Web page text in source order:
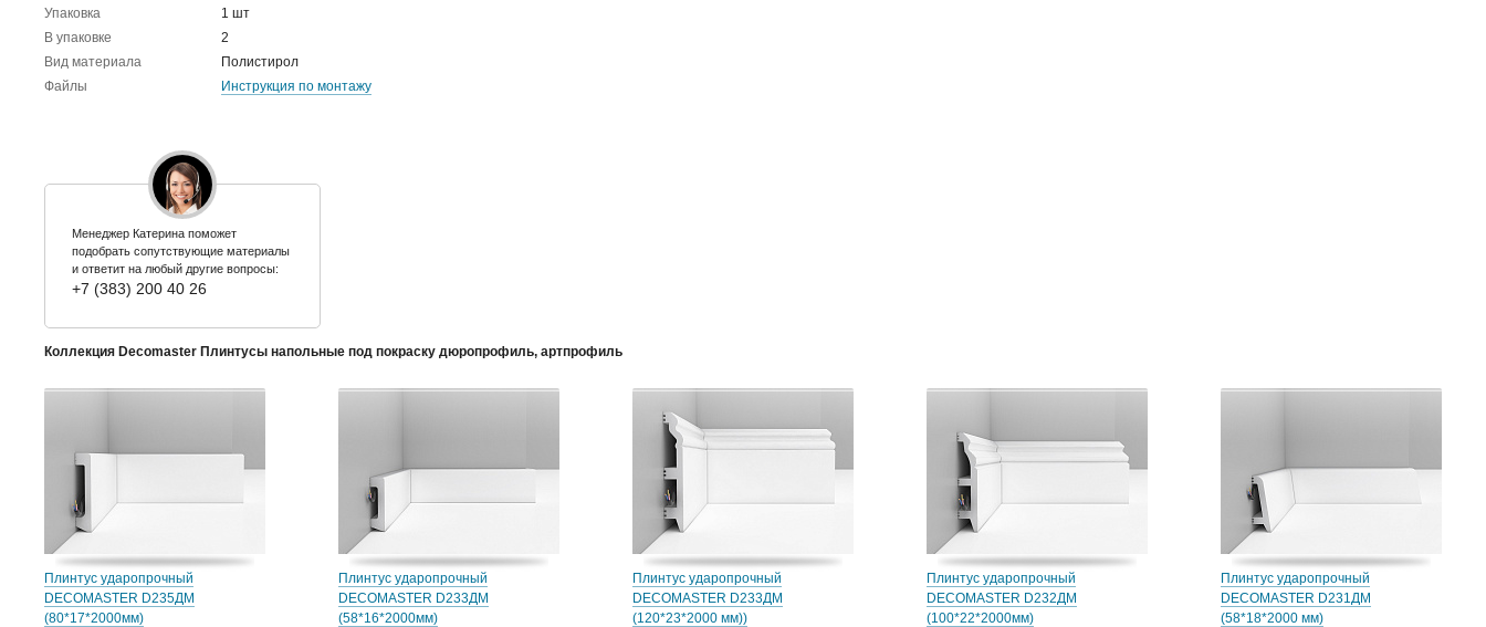
Упаковка
1 шт
В упаковке
2
Вид материала
Полистирол
Файлы
Инструкция по монтажу
Менеджер Катерина поможет
подобрать сопутствующие материалы
и ответит на любый другие вопросы:
+7 (383) 200 40 26
Коллекция Decomaster Плинтусы напольные под покраску дюропрофиль, артпрофиль
Плинтус ударопрочный
DECOMASTER D235ДМ
(80*17*2000мм)
Плинтус ударопрочный
DECOMASTER D233ДМ
(58*16*2000мм)
Плинтус ударопрочный
DECOMASTER D233ДМ
(120*23*2000 мм))
Плинтус ударопрочный
DECOMASTER D232ДМ
(100*22*2000мм)
Плинтус ударопрочный
DECOMASTER D231ДМ
(58*18*2000 мм)